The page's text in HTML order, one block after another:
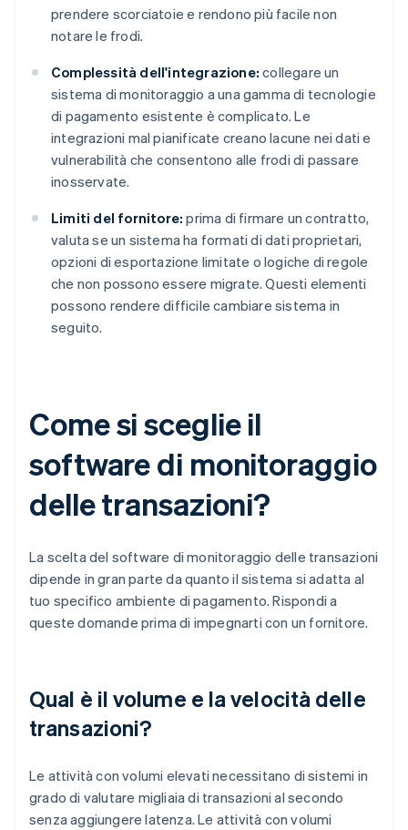
prendere scorciatoie e rendono più facile non
notare le frodi.
Complessità dell'integrazione: collegare un
sistema di monitoraggio a una gamma di tecnologie
di pagamento esistente è complicato. Le
integrazioni mal pianificate creano lacune nei dati e
vulnerabilità che consentono alle frodi di passare
inosservate.
Limiti del fornitore: prima di firmare un contratto,
valuta se un sistema ha formati di dati proprietari,
opzioni di esportazione limitate o logiche di regole
che non possono essere migrate. Questi elementi
possono rendere difficile cambiare sistema in
seguito.
Come si sceglie il
software di monitoraggio
delle transazioni?
La scelta del software di monitoraggio delle transazioni
dipende in gran parte da quanto il sistema si adatta al
tuo specifico ambiente di pagamento. Rispondi a
queste domande prima di impegnarti con un fornitore.
Qual è il volume e la velocità delle
transazioni?
Le attività con volumi elevati necessitano di sistemi in
grado di valutare migliaia di transazioni al secondo
senza aggiungere latenza. Le attività con volumi